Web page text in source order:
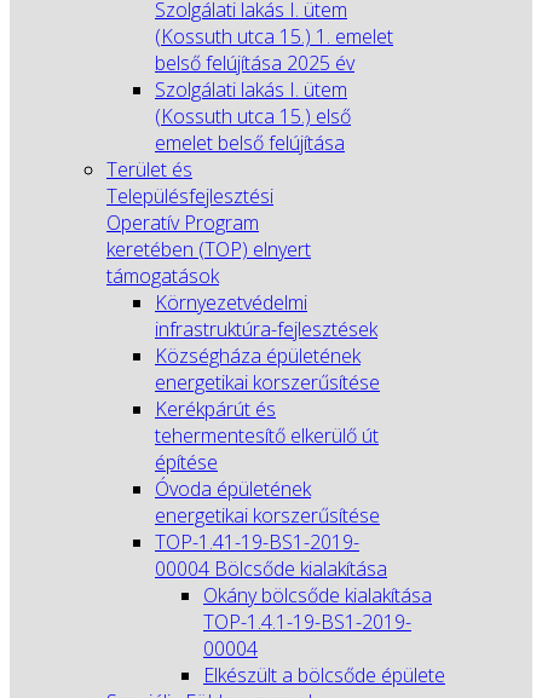
Szolgálati lakás I. ütem
(Kossuth utca 15.) 1. emelet
belső felújítása 2025 év
Szolgálati lakás I. ütem
(Kossuth utca 15.) első
emelet belső felújítása
Terület és
Településfejlesztési
Operatív Program
keretében (TOP) elnyert
támogatások
Környezetvédelmi
infrastruktúra-fejlesztések
Községháza épületének
energetikai korszerűsítése
Kerékpárút és
tehermentesítő elkerülő út
építése
Óvoda épületének
energetikai korszerűsítése
TOP-1.41-19-BS1-2019-
00004 Bölcsőde kialakítása
Okány bölcsőde kialakítása
TOP-1.4.1-19-BS1-2019-
00004
Elkészült a bölcsőde épülete